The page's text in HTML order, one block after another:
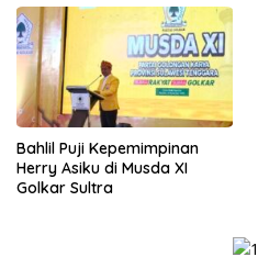
Bahlil Puji Kepemimpinan
Herry Asiku di Musda XI
Golkar Sultra